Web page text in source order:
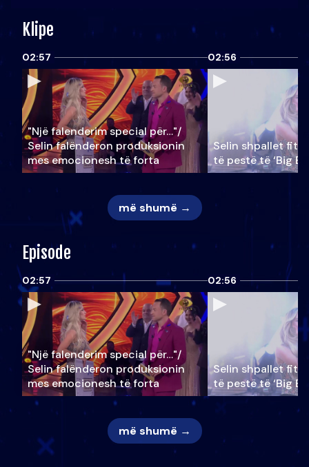
Klipe
02:57
"Një falenderim special për…"/
Selin falënderon produksionin
mes emocionesh të forta
02:56
Selin shpallet
të pestë të ‘Big
më shumë →
Episode
02:57
"Një falenderim special për…"/
Selin falënderon produksionin
mes emocionesh të forta
02:56
Selin shpallet
të pestë të ‘Big
më shumë →